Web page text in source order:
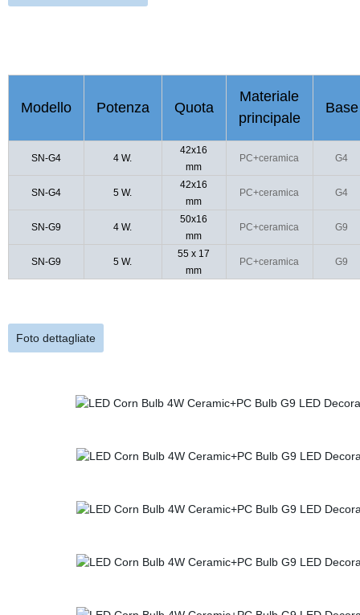
Modello Potenza Quota
Materiale
principale
Base
SN-G4 4 W.
42x16
mm
PC+ceramica G4
SN-G4 5 W.
42x16
mm
PC+ceramica G4
SN-G9 4 W.
50x16
mm
PC+ceramica G9
SN-G9 5 W.
55 x 17
mm
PC+ceramica G9
Foto dettagliate